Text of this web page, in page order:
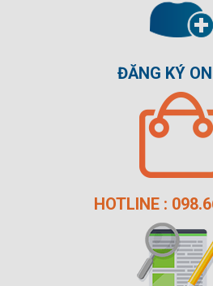
ĐĂNG KÝ
HOTLINE :